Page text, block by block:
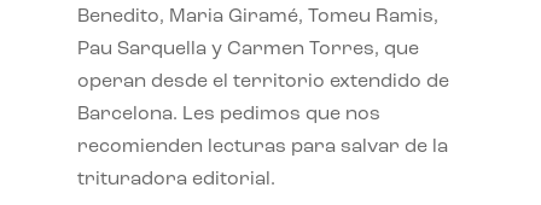
Benedito, Maria Giramé, Tomeu Ramis,
Pau Sarquella y Carmen Torres, que
operan desde el territorio extendido de
Barcelona. Les pedimos que nos
recomienden lecturas para salvar de la
trituradora editorial.